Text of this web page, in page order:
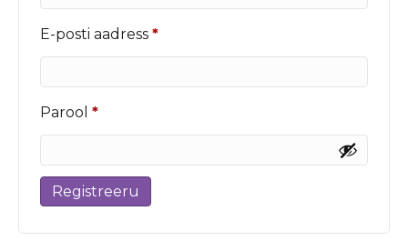
E-posti aadress *Nõutud
Parool *Nõutud
Registreeru